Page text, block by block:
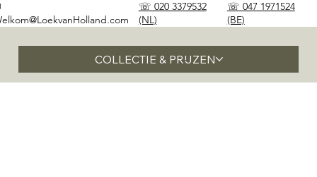
COLLECTIE & PRIJZEN
☏ 020 3379532
(NL)
☏ 047 1971524
(BE)